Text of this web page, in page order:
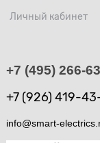
Личный кабинет
+7 (495) 266-
+7 (926) 419-
info@smart-